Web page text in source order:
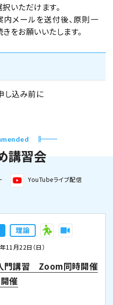
いただけます。
メールを送付後、原則一
をお願いいたします。
し込み前に
講習会
YouTubeライブ配信
理論
11月22日（日）
門講習 Zoom同時開催
催